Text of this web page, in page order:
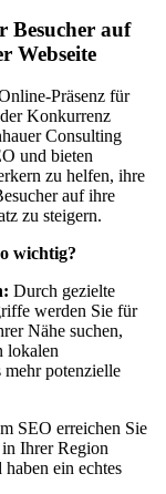
Besucher auf
Webseite
Präsenz für
Konkurrenz
Consulting
und bieten
zu helfen, ihre
auf ihre
zu steigern.
wichtig?
Durch gezielte
werden Sie für
Nähe suchen,
lokalen
mehr potenzielle
SEO erreichen Sie
Ihrer Region
ein echtes